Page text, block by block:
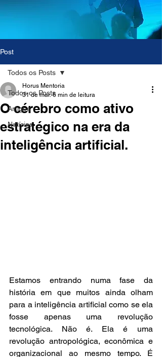
Post
Todos os Posts
Artigos
Notícias
Todos os Posts
O cérebro como ativo
estratégico na era da
inteligência artificial.
Horus Mentoria
31 de mar. 6 min de leitura
Estamos entrando numa fase da
história em que muitos ainda olham
para a inteligência artificial como se ela
fosse apenas uma revolução
tecnológica. Não é. Ela é uma
revolução antropológica, econômica e
organizacional ao mesmo tempo. É